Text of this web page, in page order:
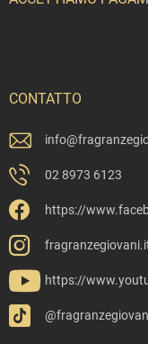
CONTATTO
info@
02 8973 6123
https://
https://